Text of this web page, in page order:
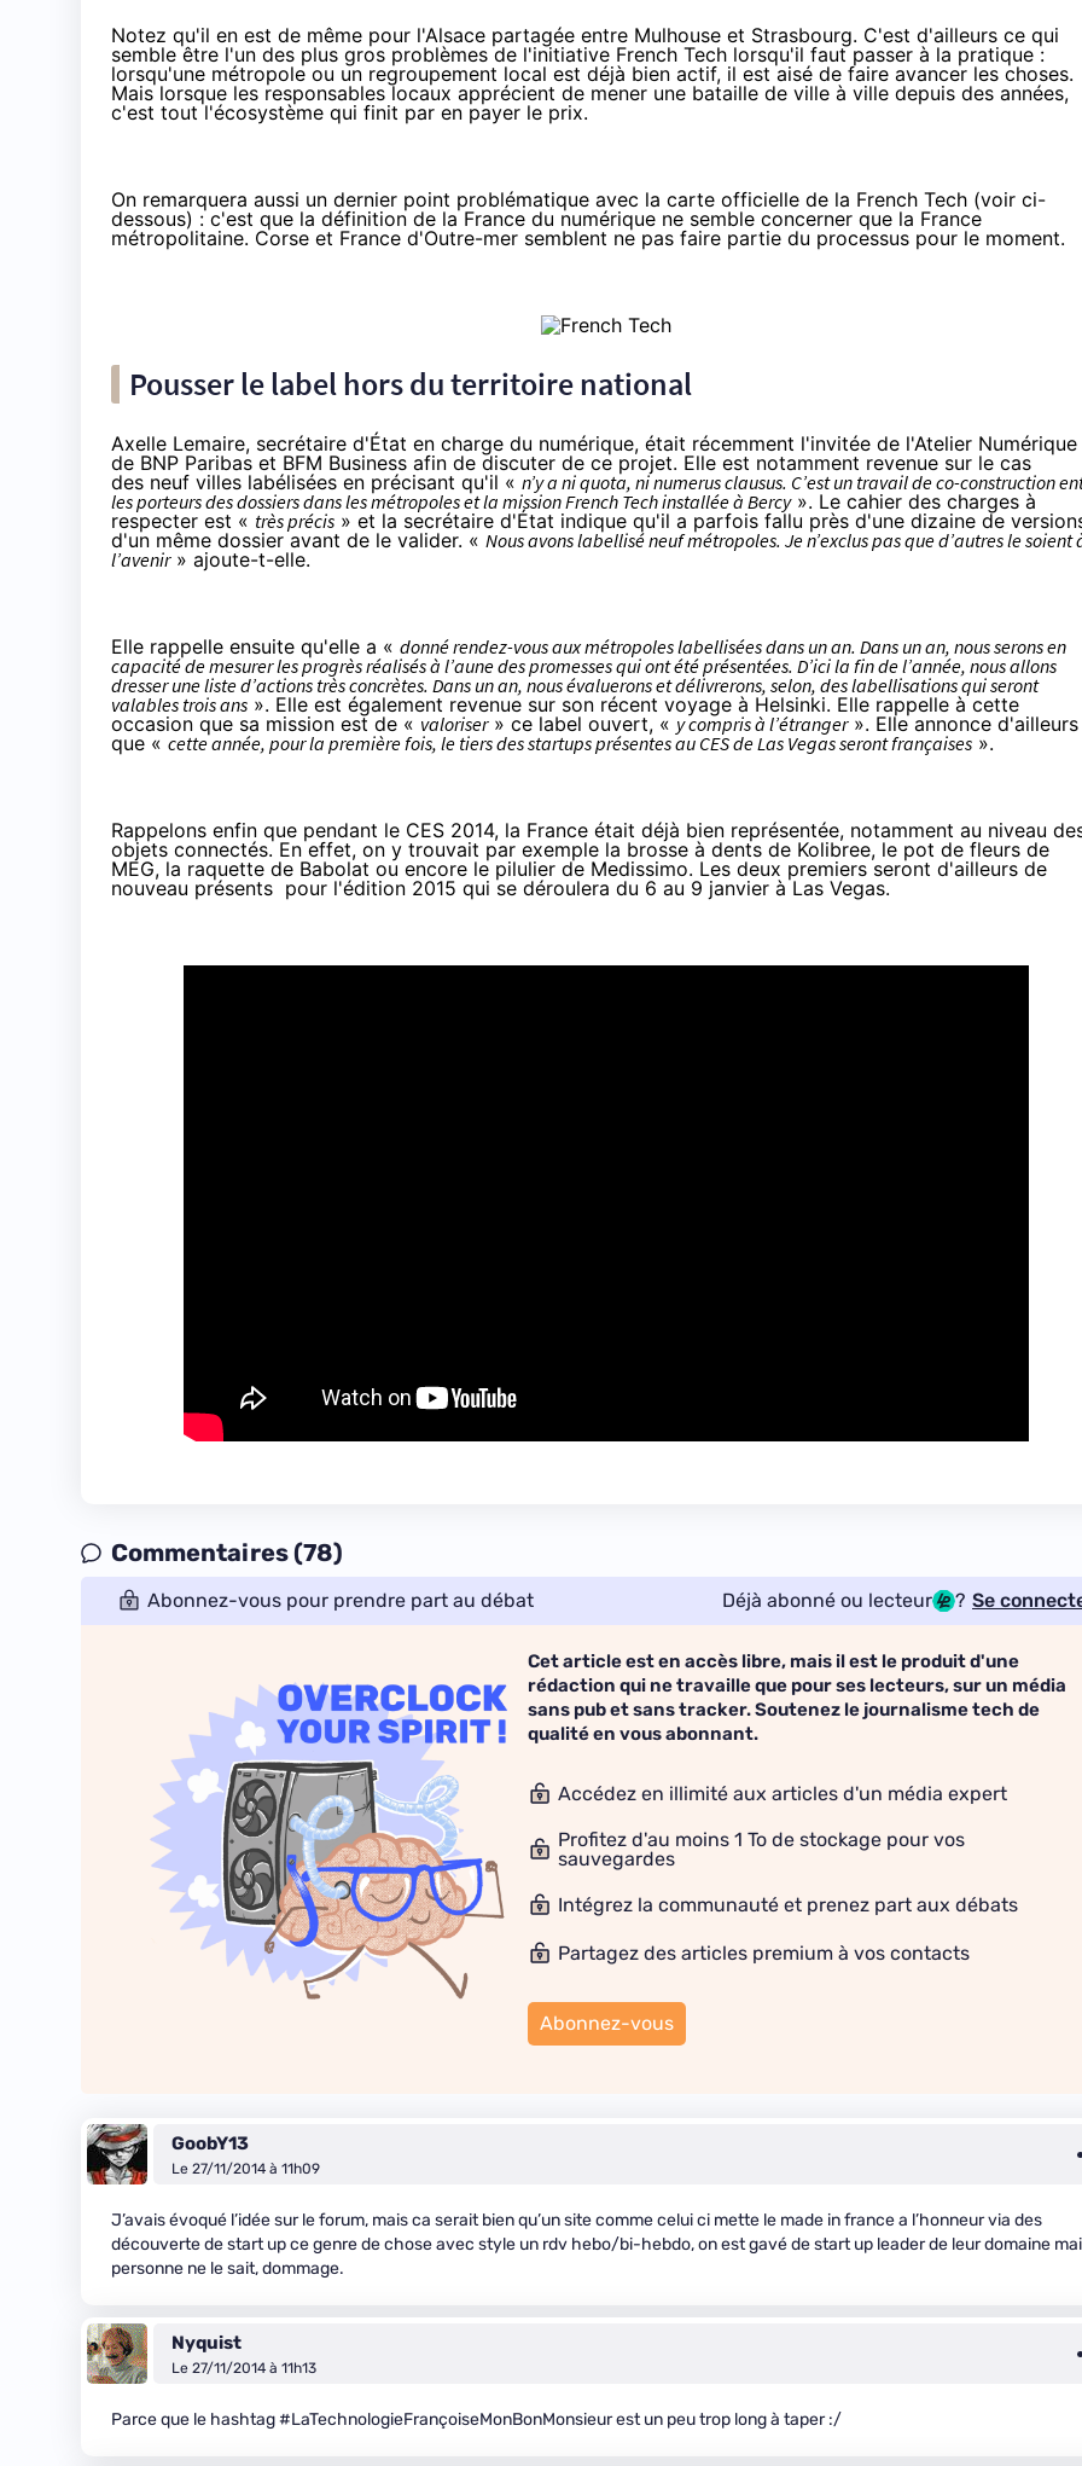
Notez qu'il en est de même pour l'Alsace partagée entre Mulhouse et Strasbourg. C'est d'ailleurs ce qui
semble être l'un des plus gros problèmes de l'initiative French Tech lorsqu'il faut passer à la pratique :
lorsqu'une métropole ou un regroupement local est déjà bien actif, il est aisé de faire avancer les choses.
Mais lorsque les responsables locaux apprécient de mener une bataille de ville à ville depuis des années,
c'est tout l'écosystème qui finit par en payer le prix.
On remarquera aussi un dernier point problématique avec la carte officielle de la French Tech (voir ci-
dessous) : c'est que la définition de la France du numérique ne semble concerner que la France
métropolitaine. Corse et France d'Outre-mer semblent ne pas faire partie du processus pour le moment.
Pousser le label hors du territoire national
Axelle Lemaire, secrétaire d'État en charge du numérique, était récemment l'invitée de l'Atelier Numérique
de BNP Paribas et BFM Business afin de discuter de ce projet. Elle est notamment revenue sur le cas
des neuf villes labélisées en précisant qu'il « n’y a ni quota, ni numerus clausus. C’est un travail de co-construction
les porteurs des dossiers dans les métropoles et la missionFrench Techinstallée à Bercy». Le cahier des charges à
respecter est « très précis » et la secrétaire d'État indique qu'il a parfois fallu près d'une dizaine de
d'un même dossier avant de le valider. « Nous avons labellisé neuf métropoles. Je n’exclus pas que d’autres le soient
l’avenir» ajoute-t-elle.
Elle rappelle ensuite qu'elle a « donné rendez-vous aux métropoles labellisées dans un an. Dans un an, nous serons en
capacité de mesurer les progrès réalisés à l’aune des promesses qui ont été présentées. D’ici la fin de l’année, nous allons
dresser une liste d’actions très concrètes. Dans un an, nous évaluerons et délivrerons, selon, des labellisations qui seront
valables trois ans ». Elle est également revenue sur son récent voyage à Helsinki. Elle rappelle à cette
occasion que sa mission est de « valoriser» ce label ouvert, « y compris à l’étranger». Elle annonce d'ailleurs
que « cette année, pour la première fois, le tiers des startups présentes au CES de Las Vegas seront françaises ».
Rappelons enfin que pendant le CES 2014, la France était déjà bien représentée, notamment au niveau
objets connectés. En effet, on y trouvait par exemple la brosse à dents de Kolibree, le pot de fleurs de
MEG, la raquette de Babolat ou encore le pilulier de Medissimo. Les deux premiers seront d'ailleurs de
nouveau présents pour l'édition 2015 qui se déroulera du 6 au 9 janvier à Las Vegas.
Commentaires (78)
Abonnez-vous pour prendre part au débat Déjà abonné ou lecteur ? Se
Cet article est en accès libre, mais il est le produit d'une
rédaction qui ne travaille que pour ses lecteurs, sur un média
sans pub et sans tracker. Soutenez le journalisme tech de
qualité en vous abonnant.
Accédez en illimité aux articles d'un média expert
Profitez d'au moins 1 To de stockage pour vos
sauvegardes
Intégrez la communauté et prenez part aux débats
Partagez des articles premium à vos contacts
Abonnez-vous
GoobY13
Le 27/11/2014 à 11h09
J’avais évoqué l’idée sur le forum, mais ca serait bien qu’un site comme celui ci mette le made in france a l’honneur via des
découverte de start up ce genre de chose avec style un rdv hebo/bi-hebdo, on est gavé de start up leader de leur domaine
personne ne le sait, dommage.
Nyquist
Le 27/11/2014 à 11h13
Parce que le hashtag #LaTechnologieFrançoiseMonBonMonsieur est un peu trop long à taper :/